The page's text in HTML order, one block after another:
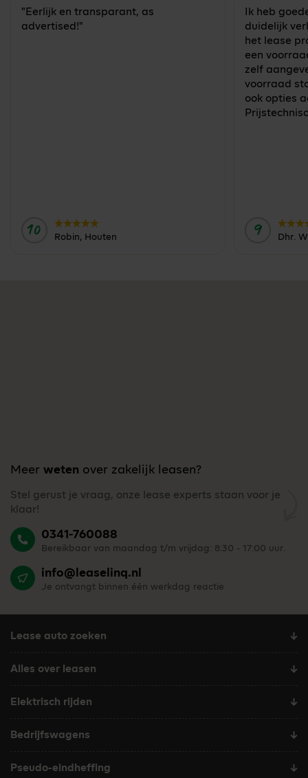
"Eerlijk en transparant, as
advertised!"
10 Door:
Robin, Houten
Ik heb
duidelijk
het lease
een
zelf
voorraad
ook opties
9 Door:
Dhr.
Meer weten over zakelijk leasen?
Stel gerust je vraag, onze lease experts staan voor je
klaar!
0341-760088
Bereikbaar van maandag t/m vrijdag: 8:30 - 17:00 uur.
info@leaselinq.nl
Je ontvangt binnen één werkdag reactie
Lease auto zoeken
Alles over leasen
Elektrisch rijden
Bedrijfswagens
Pseudo-eindheffing